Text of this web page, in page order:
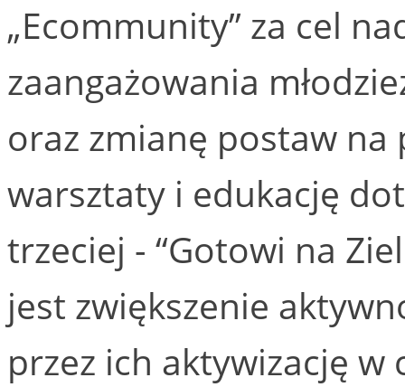
„Ecommunity” za cel
zaangażowania
oraz zmianę postaw
warsztaty i edukację
trzeciej - “Gotowi na
jest zwiększenie
przez ich aktywizację